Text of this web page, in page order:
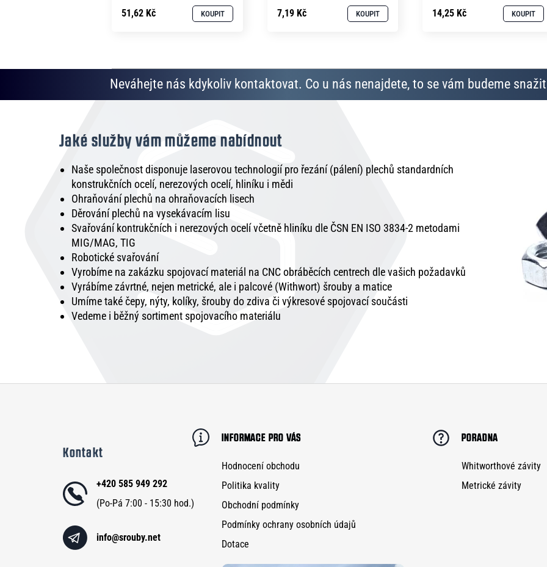
51,62 Kč KOUPIT 7,19 Kč KOUPIT 14,25 Kč KOUPIT
Neváhejte nás kdykoliv kontaktovat. Co u nás nenajdete, to se vám budeme
Jaké služby vám můžeme nabídnout
Naše společnost disponuje laserovou technologií pro řezání (pálení) plechů standardních
konstrukčních ocelí, nerezových ocelí, hliníku i mědi
Ohraňování plechů na ohraňovacích lisech
Děrování plechů na vysekávacím lisu
Svařování kontrukčních i nerezových ocelí včetně hliníku dle ČSN EN ISO 3834-2 metodami
MIG/MAG, TIG
Robotické svařování
Vyrobíme na zakázku spojovací materiál na CNC obráběcích centrech dle vašich požadavků
Vyrábíme závrtné, nejen metrické, ale i palcové (Withwort) šrouby a matice
Umíme také čepy, nýty, kolíky, šrouby do zdiva či výkresové spojovací součásti
Vedeme i běžný sortiment spojovacího materiálu
Kontakt
info@srouby.net
+420 585 949 292
INFORMACE PRO VÁS
Hodnocení obchodu
Politika kvality
Obchodní podmínky
Podmínky ochrany osobních údajů
Dotace
PORADNA
Whitworthové závity
Metrické závity